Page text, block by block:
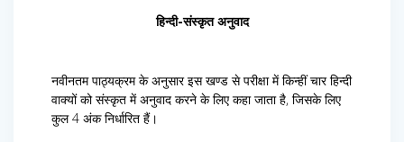
हिन्दी-संस्कृत अनुवाद
नवीनतम पाठ्यक्रम के अनुसार इस खण्ड से परीक्षा में किन्हीं चार हिन्दी
वाक्यों को संस्कृत में अनुवाद करने के लिए कहा जाता है, जिसके लिए
कुल 4 अंक निर्धारित हैं।